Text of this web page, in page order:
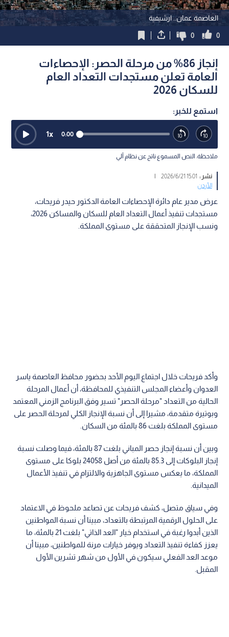
العاصمة عمان.. ارشيفية
0
0
إنجاز 86% من مرحلة الحصر: الإحصاءات
العامة تعلن مستجدات التعداد العام
للسكان 2026
استمع للخبر:
0:00
1x
ملاحظة: النص المسموع ناتج عن نظام آلي
نشر : 15:01 2026/6/21
|
الأردن
عرض مدير عام دائرة الإحصاءات العامة الدكتور حيدر فريحات،
مستجدات تنفيذ أعمال التعداد العام للسكان والمساكن 2026،
ونسب الإنجاز المتحققة على مستوى المملكة.
وأكد فريحات خلال اجتماع اليوم الأحد بحضور محافظ العاصمة ياسر
العدوان وأعضاء المجلس التنفيذي للمحافظة، أن أعمال المرحلة
الحالية من التعداد "مرحلة الحصر" تسير وفق البرنامج الزمني المعتمد
وبوتيرة متقدمة، مشيرا إلى أن نسبة الإنجاز الكلي لمرحلة الحصر على
مستوى المملكة بلغت 86 بالمئة من السكان.
وبين أن نسبة إنجاز حصر المباني بلغت 87 بالمئة، فيما وصلت نسبة
إنجاز البلوكات إلى 85.3 بالمئة من أصل 24058 بلوكا على مستوى
المملكة، ما يعكس مستوى الجاهزية والالتزام في تنفيذ الأعمال
الميدانية.
وفي سياق متصل، كشف فريحات عن تصاعد ملحوظ في الاعتماد
على الحلول الرقمية المرتبطة بالتعداد، مبينا أن نسبة المواطنين
الذين أبدوا رغبة في استخدام خيار "العد الذاتي" بلغت 21 بالمئة، ما
يعزز كفاءة تنفيذ التعداد ويوفر خيارات مرنة للمواطنين، مبينا أن
موعد العد الفعلي سيكون في الأول من شهر تشرين الأول
المقبل.